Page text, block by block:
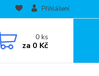
Přihlášení
0ks
za 0 Kč